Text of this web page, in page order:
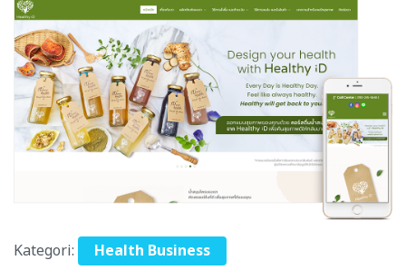
Kategori: Health Business